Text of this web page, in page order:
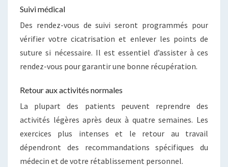
Suivi médical
Des rendez-vous de suivi seront programmés pour
vérifier votre cicatrisation et enlever les points de
suture si nécessaire. Il est essentiel d’assister à ces
rendez-vous pour garantir une bonne récupération.
Retour aux activités normales
La plupart des patients peuvent reprendre des
activités légères après deux à quatre semaines. Les
exercices plus intenses et le retour au travail
dépendront des recommandations spécifiques du
médecin et de votre rétablissement personnel.